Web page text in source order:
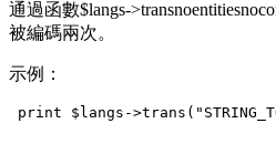
通過函數$langs-
被編碼兩次。
示例：
print $langs-